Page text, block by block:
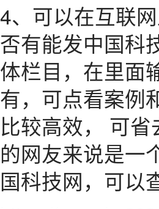
4、可以在互联
否有能发中国科
体栏目，在里面
有，可点看案例
比较高效， 可
的网友来说是一
国科技网，可以